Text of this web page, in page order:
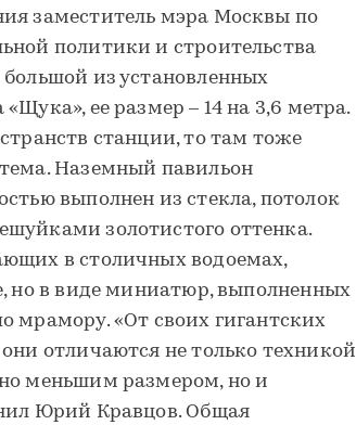
заместитель мэра Москвы по
политики и строительства
из установленных
ее размер – 14 на 3,6 метра.
станции, то там тоже
Наземный павильон
выполнен из стекла, потолок
золотистого оттенка.
в столичных водоемах,
но в виде миниатюр, выполненных
мрамору. «От своих гигантских
отличаются не только техникой
меньшим размером, но и
Юрий Кравцов. Общая